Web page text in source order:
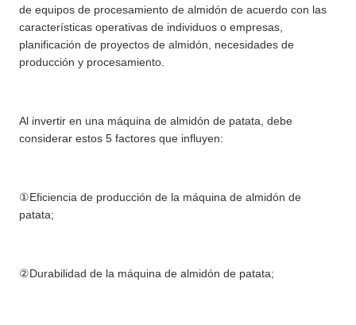
de equipos de procesamiento de almidón de acuerdo con las
características operativas de individuos o empresas,
planificación de proyectos de almidón, necesidades de
producción y procesamiento.
Al invertir en una máquina de almidón de patata, debe
considerar estos 5 factores que influyen:
①Eficiencia de producción de la máquina de almidón de
patata;
②Durabilidad de la máquina de almidón de patata;